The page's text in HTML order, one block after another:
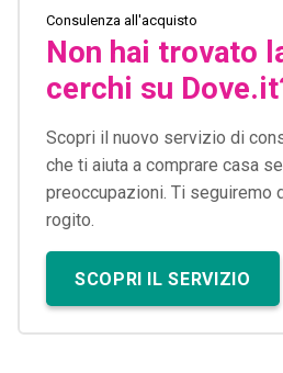
Consulenza all'acquisto
Non hai trovato
cerchi su
Scopri il nuovo servizio di
che ti aiuta a comprare casa
preoccupazioni. Ti seguiremo
rogito.
SCOPRI IL SERVIZIO